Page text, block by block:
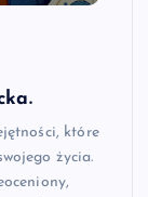
które
życia.